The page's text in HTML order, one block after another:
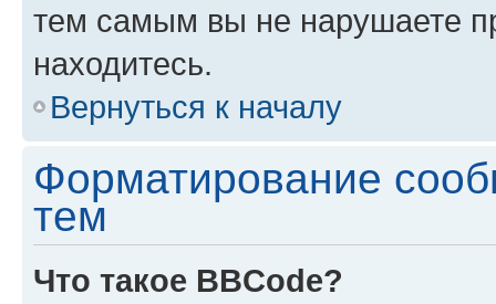
тем самым вы не нарушаете
находитесь.
Вернуться к началу
Форматирование
тем
Что такое BBCode?